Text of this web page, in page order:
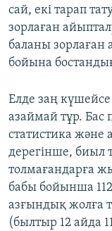
сай, екі тарап
зорлаған
баланы зорлаған
бойына
Елде заң күшейсе
азаймай тұр.
статистика және
дерегінше, биыл
толмағандарға
бабы бойынша
азғындық жолға
(былтыр 12 айда